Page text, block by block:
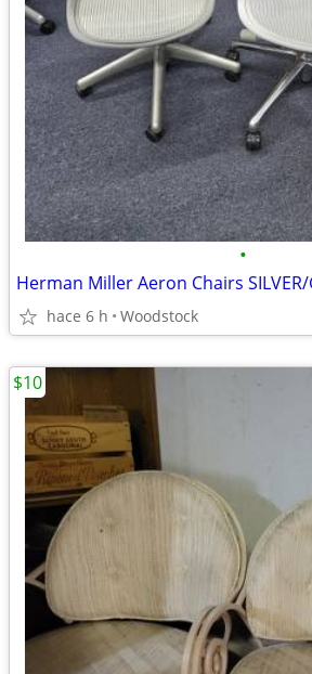
•
Herman Miller Aeron Chairs SILVER/
hace 6 h Woodstock
$10